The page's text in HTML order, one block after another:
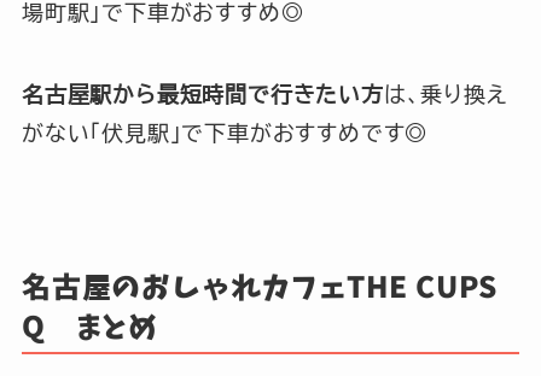
場町駅」で下車がおすすめ◎
名古屋駅から最短時間で行きたい方は、乗り換え
がない「伏見駅」で下車がおすすめです◎
名古屋のおしゃれカフェTHE CUPS
Q まとめ